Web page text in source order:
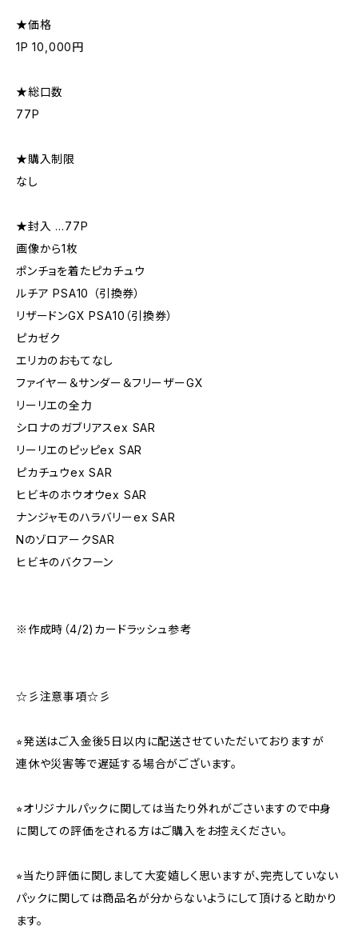
★価格
1P 10,000円
★総口数
77P
★購入制限
なし
★封入 …77P
画像から1枚
ポンチョを着たピカチュウ
ルチア PSA10 （引換券）
リザードンGX PSA10（引換券）
ピカゼク
エリカのおもてなし
ファイヤー＆サンダー＆フリーザーGX
リーリエの全力
シロナのガブリアスex SAR
リーリエのピッピex SAR
ピカチュウex SAR
ヒビキのホウオウex SAR
ナンジャモのハラバリーex SAR
NのゾロアークSAR
ヒビキのバクフーン
※作成時（4/2)カードラッシュ参考
☆彡注意事項☆彡
⭐︎発送はご入金後5日以内に配送させていただいておりますが
連休や災害等で遅延する場合がございます。
⭐︎オリジナルパックに関しては当たり外れがごさいますので中身
に関しての評価をされる方はご購入をお控えください。
⭐︎当たり評価に関しまして大変嬉しく思いますが、完売していない
パックに関しては商品名が分からないようにして頂けると助かり
ます。